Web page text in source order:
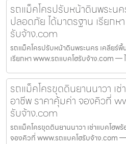
รถแม็คโครปรับหน้าดินพระน
ปลอดภัย ได้มาตรฐาน เรียกห
รับจ้าง.com
รถแม็คโครปรับหน้าดินพระนคร เคลียร์
เรียกหา www.รถแบคโฮรับจ้าง.com —
รถแม็คโครขุดดินยานนาวา เ
อาชีพ ราคาคุ้มค่า จองคิวที่
รับจ้าง.com
รถแม็คโครขุดดินยานนาวา เช่าแบคโฮ
จองคิวที่ www.รถแบคโฮรับจ้าง.com